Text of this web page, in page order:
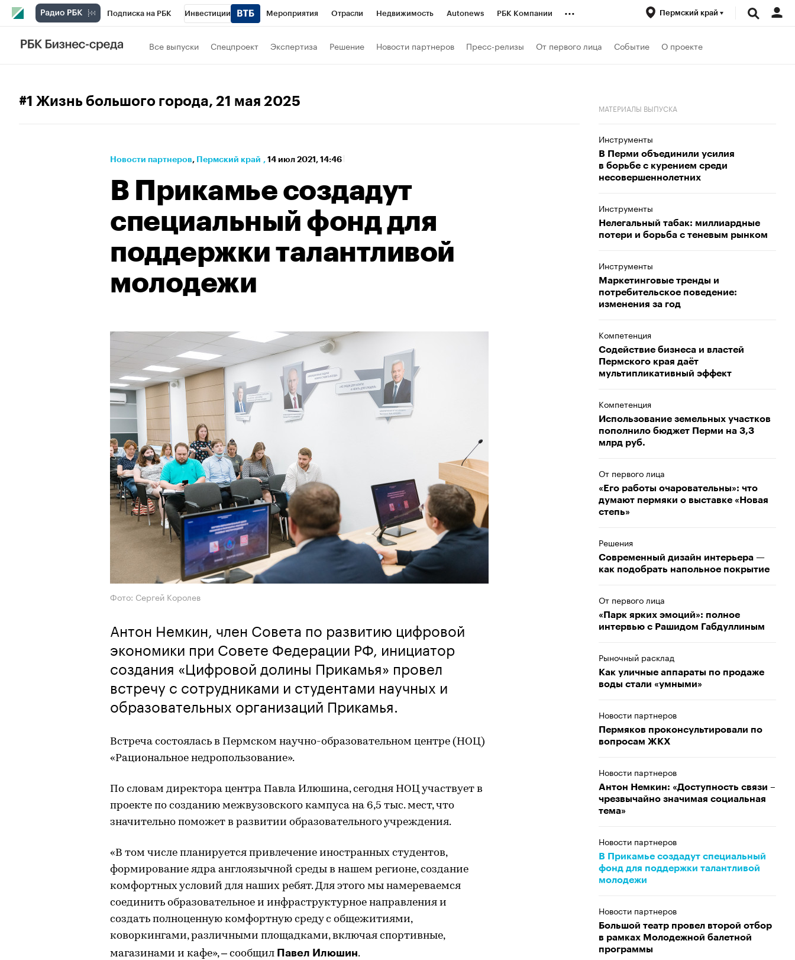
Подписка на РБК Инвестиции Мероприятия Отрасли Недвижимость Autonews РБК Компании
Телеканал
... Пермский край
Все выпуски Спецпроект Экспертиза Решение Новости партнеров Пресс-релизы От первого лица Событие О проекте
#1 Жизнь большого города, 21 мая 2025
Новости партнеров⁠, Пермский край , 14 июл 2021, 14:46
В Прикамье создадут
специальный фонд для
поддержки талантливой
молодежи
Фото: Сергей Королев
Антон Немкин, член Совета по развитию цифровой
экономики при Совете Федерации РФ, инициатор
создания «Цифровой долины Прикамья» провел
встречу с сотрудниками и студентами научных и
образовательных организаций Прикамья.
Встреча состоялась в Пермском научно-образовательном центре (НОЦ)
«Рациональное недропользование».
По словам директора центра Павла Илюшина, сегодня НОЦ участвует в
проекте по созданию межвузовского кампуса на 6,5 тыс. мест, что
значительно поможет в развитии образовательного учреждения.
«В том числе планируется привлечение иностранных студентов,
формирование ядра англоязычной среды в нашем регионе, создание
комфортных условий для наших ребят. Для этого мы намереваемся
соединить образовательное и инфраструктурное направления и
создать полноценную комфортную среду с общежитиями,
коворкингами, различными площадками, включая спортивные,
магазинами и кафе», – сообщил Павел Илюшин.
МАТЕРИАЛЫ ВЫПУСКА
Инструменты
В Перми объединили усилия
в борьбе с курением среди
несовершеннолетних
Инструменты
Нелегальный табак: миллиардные
потери и борьба с теневым рынком
Инструменты
Маркетинговые тренды и
потребительское поведение:
изменения за год
Компетенция
Содействие бизнеса и властей
Пермского края даёт
мультипликативный эффект
Компетенция
Использование земельных участков
пополнило бюджет Перми на 3,3
млрд руб.
От первого лица
«Его работы очаровательны»: что
думают пермяки о выставке «Новая
степь»
Решения
Современный дизайн интерьера —
как подобрать напольное покрытие
От первого лица
«Парк ярких эмоций»: полное
интервью с Рашидом Габдуллиным
Рыночный расклад
Как уличные аппараты по продаже
воды стали «умными»
Новости партнеров
Пермяков проконсультировали по
вопросам ЖКХ
Новости партнеров
Антон Немкин: «Доступность связи –
чрезвычайно значимая социальная
тема»
Новости партнеров
В Прикамье создадут специальный
фонд для поддержки талантливой
молодежи
Новости партнеров
Большой театр провел второй отбор
в рамках Молодежной балетной
программы